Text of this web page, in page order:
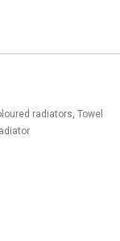
radiators, Towel